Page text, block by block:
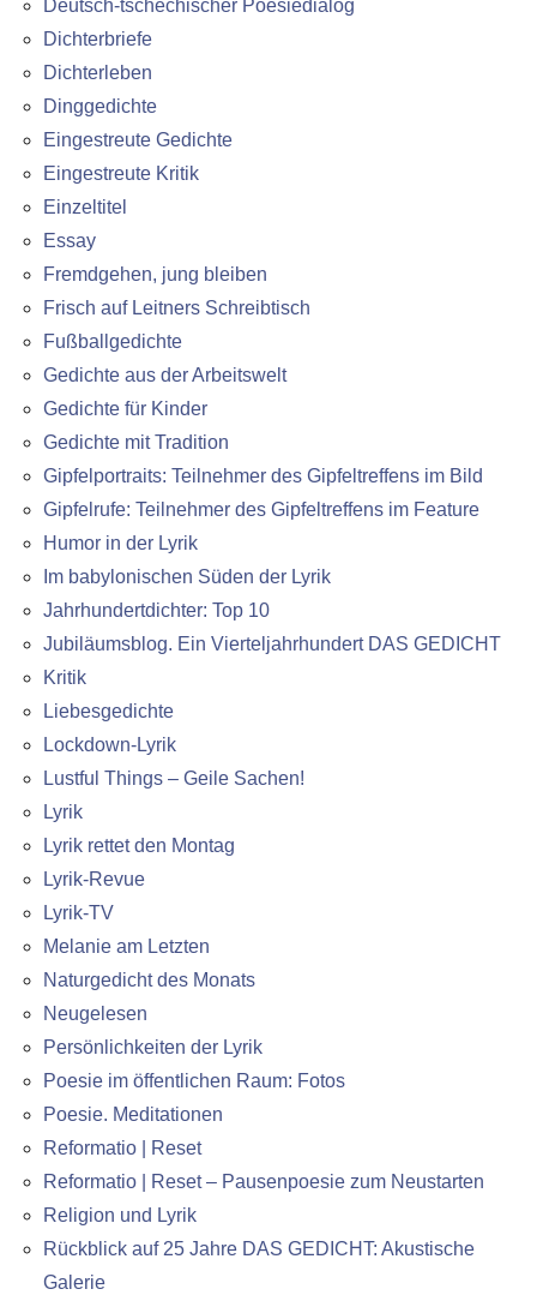
Deutsch-tschechischer Poesiedialog
Dichterbriefe
Dichterleben
Dinggedichte
Eingestreute Gedichte
Eingestreute Kritik
Einzeltitel
Essay
Fremdgehen, jung bleiben
Frisch auf Leitners Schreibtisch
Fußballgedichte
Gedichte aus der Arbeitswelt
Gedichte für Kinder
Gedichte mit Tradition
Gipfelportraits: Teilnehmer des Gipfeltreffens im Bild
Gipfelrufe: Teilnehmer des Gipfeltreffens im Feature
Humor in der Lyrik
Im babylonischen Süden der Lyrik
Jahrhundertdichter: Top 10
Jubiläumsblog. Ein Vierteljahrhundert DAS GEDICHT
Kritik
Liebesgedichte
Lockdown-Lyrik
Lustful Things – Geile Sachen!
Lyrik
Lyrik rettet den Montag
Lyrik-Revue
Lyrik-TV
Melanie am Letzten
Naturgedicht des Monats
Neugelesen
Persönlichkeiten der Lyrik
Poesie im öffentlichen Raum: Fotos
Poesie. Meditationen
Reformatio | Reset
Reformatio | Reset – Pausenpoesie zum Neustarten
Religion und Lyrik
Rückblick auf 25 Jahre DAS GEDICHT: Akustische
Galerie